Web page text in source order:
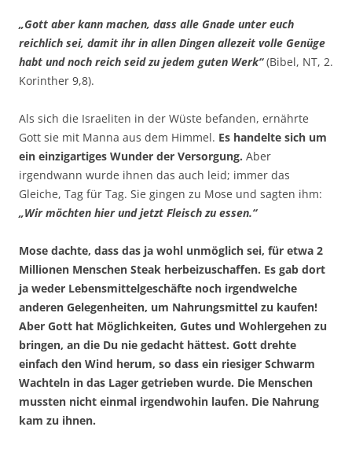
„Gott aber kann machen, dass alle Gnade unter euch
reichlich sei, damit ihr in allen Dingen allezeit volle Genüge
habt und noch reich seid zu jedem guten Werk“(Bibel, NT, 2.
Korinther 9,8).
Als sich die Israeliten in der Wüste befanden, ernährte
Gott sie mit Manna aus dem Himmel. Es handelte sich um
ein einzigartiges Wunder der Versorgung. Aber
irgendwann wurde ihnen das auch leid; immer das
Gleiche, Tag für Tag. Sie gingen zu Mose und sagten ihm:
„Wir möchten hier und jetzt Fleisch zu essen.“
Mose dachte, dass das ja wohl unmöglich sei, für etwa 2
Millionen Menschen Steak herbeizuschaffen. Es gab dort
ja weder Lebensmittelgeschäfte noch irgendwelche
anderen Gelegenheiten, um Nahrungsmittel zu kaufen!
Aber Gott hat Möglichkeiten, Gutes und Wohlergehen zu
bringen, an die Du nie gedacht hättest. Gott drehte
einfach den Wind herum, so dass ein riesiger Schwarm
Wachteln in das Lager getrieben wurde. Die Menschen
mussten nicht einmal irgendwohin laufen. Die Nahrung
kam zu ihnen.